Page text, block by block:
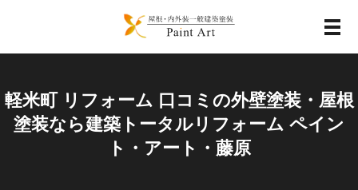
メ
軽米町 リフォーム 口コミの外壁塗装・屋根
塗装なら建築トータルリフォーム ペイン
ト・アート・藤原